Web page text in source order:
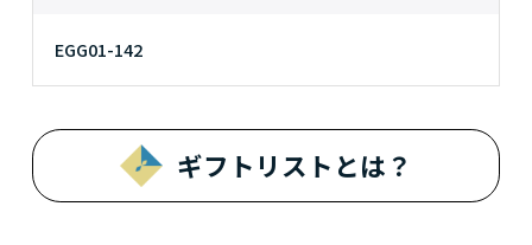
EGG01-142
ギフトリストとは？